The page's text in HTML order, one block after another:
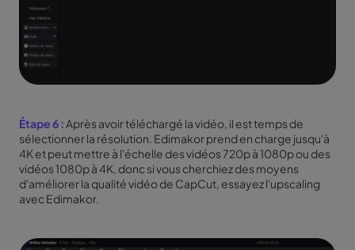
Étape 6 :Après avoir téléchargé la vidéo, il est temps de
sélectionner la résolution. Edimakor prend en charge jusqu'à
4K et peut mettre à l'échelle des vidéos 720p à 1080p ou des
vidéos 1080p à 4K, donc si vous cherchiez des moyens
d'améliorer la qualité vidéo de CapCut, essayez l'upscaling
avec Edimakor.